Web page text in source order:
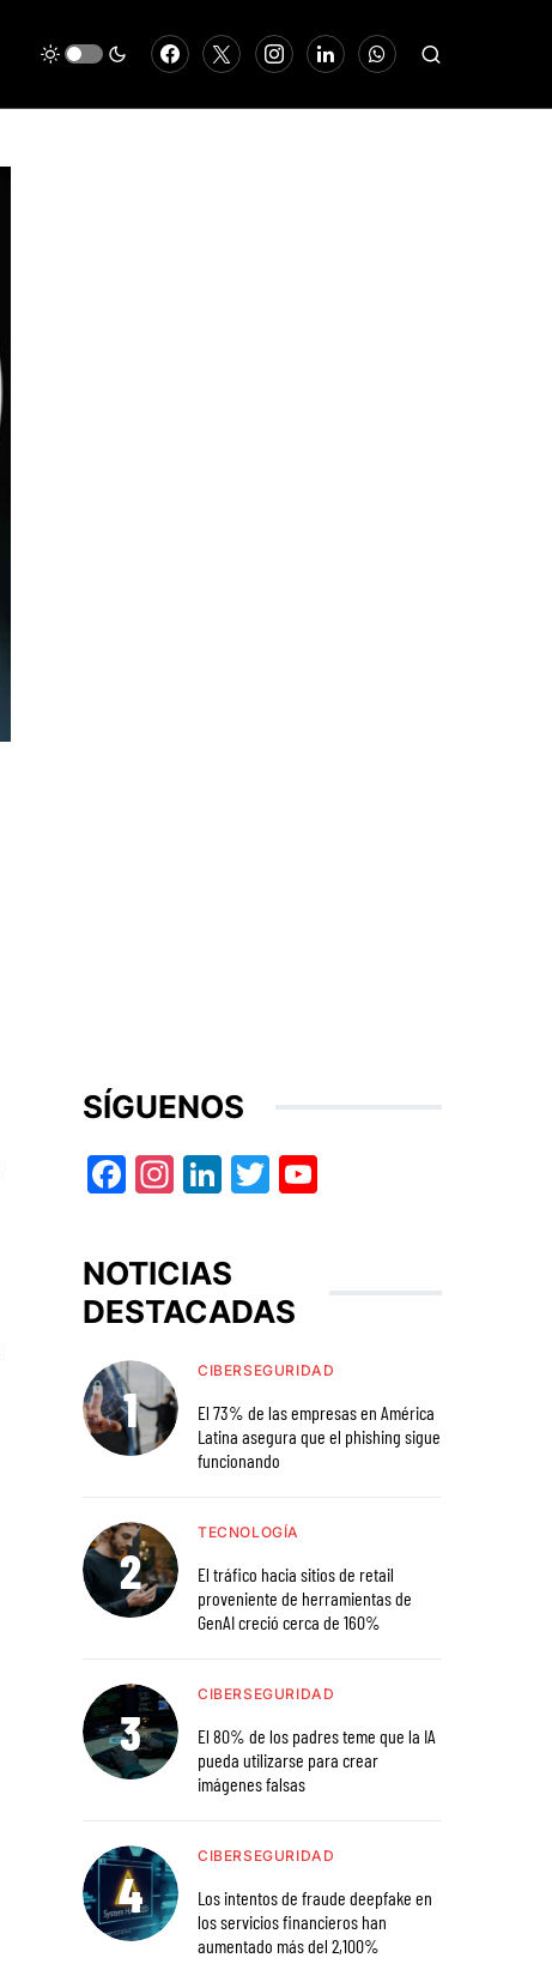
SÍGUENOS
Facebook
Instagram
LinkedIn
Twitter
NOTICIAS
DESTACADAS
CIBERSEGURIDAD
El 73% de las empresas en América
Latina asegura que el phishing sigue
funcionando
TECNOLOGÍA
El tráfico hacia sitios de retail
proveniente de herramientas de
GenAI creció cerca de 160%
CIBERSEGURIDAD
El 80% de los padres teme que la IA
pueda utilizarse para crear
imágenes falsas
CIBERSEGURIDAD
Los intentos de fraude deepfake en
los servicios financieros han
aumentado más del 2,100%